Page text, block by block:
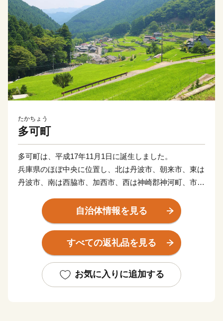
たかちょう
多可町
多可町は、平成17年11月1日に誕生しました。
兵庫県のほぼ中央に位置し、北は丹波市、朝来市、東は
丹波市、南は西脇市、加西市、西は神崎郡神河町、市川
東西13km、南北27km、総面積185.19km2を有し、直線
距離で神戸まで約45km、大阪まで約70kmの距離にあり
地勢的には、周囲を中国山地の山々に囲まれ、杉原川、
舞う幻想的な風景が楽しめる多自然居住の魅力あふれる
町です。
自治体情報を見る
すべての返礼品を見る
お気に入りに追加する